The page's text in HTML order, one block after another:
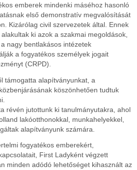
emberek mindenki máséhoz hasonló
első demonstratív megvalósítását
Kizárólag civil szervezetek által. Ennek
ki azok a szakmai megoldások,
nagy bentlakásos intézetek
a fogyatékos személyek jogait
(CRPD).
támogatta alapítványunkat, a
köszönhetően tudtuk
révén jutottunk ki tanulmányutakra, ahol
lakóotthonokkal, munkahelyekkel,
alapítványunk számára.
fogyatékos emberekért,
First Ladyként végzett
minden adódó lehetőséget kihasznált az